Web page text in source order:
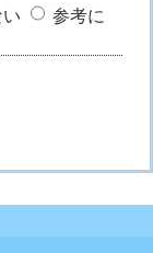
参考に